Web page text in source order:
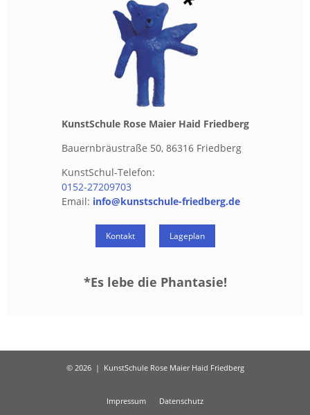
Kunst­Schu­le Rose Maier Haid Fried­berg
Bau­ern­bräu­stra­ße 50, 86316 Fried­berg
Kunst­Schul-Te­le­fon:
0152-27209703
Email: info@​kunstschule-​friedberg.​de
Kon­takt La­ge­plan
*Es lebe die Phan­ta­sie!
© 2026 | KunstSchule Rose Maier Haid Friedberg
Impressum Datenschutz